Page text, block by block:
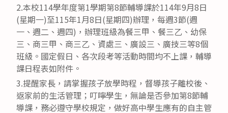
2.本校114學年度第1學期第8節輔導課於114年9月8日
(星期一)至115年1月8日(星期四)辦理，每週3節(週
一、週二、週四)，辦理班級為餐三甲、餐三乙、幼保
三、商三甲、商三乙、資處三、廣設三、廣技三等8個
班級。國定假日、各次段考等活動時間均不上課，輔導
課日程表如附件。
3.提醒家長，請掌握孩子放學時程，督導孩子離校後、
返家前的生活管理；叮嚀學生，無論是否參加第8節輔
導課，務必遵守學校規定，做好高中學生應有的自主管